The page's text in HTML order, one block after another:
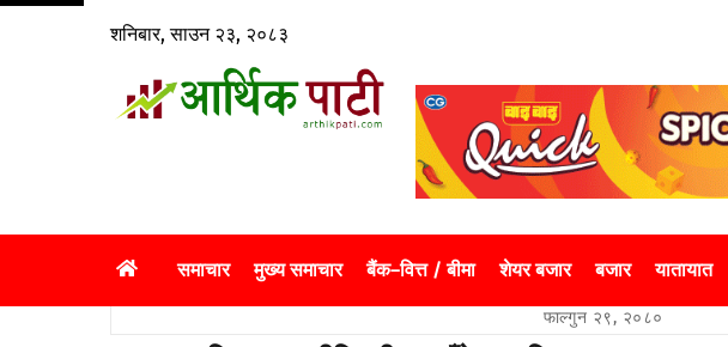
Skip
शनिबार, साउन २३, २०८३
समाचार मुख्य समाचार बैंक–वित्त / बीमा शेयर बजार बजार यातायात
फाल्गुन २९, २०८०